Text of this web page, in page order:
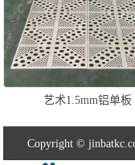
艺术1.5mm铝单板
Copyright ©